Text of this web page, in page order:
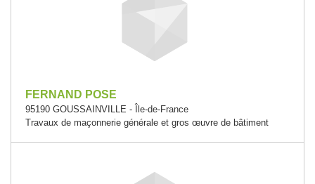
FERNAND POSE
95190 GOUSSAINVILLE - Île-de-France
Travaux de maçonnerie générale et gros œuvre de bâtiment